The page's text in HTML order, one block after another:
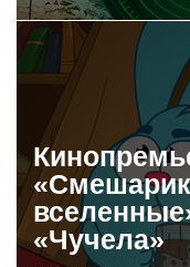
«Чучела»